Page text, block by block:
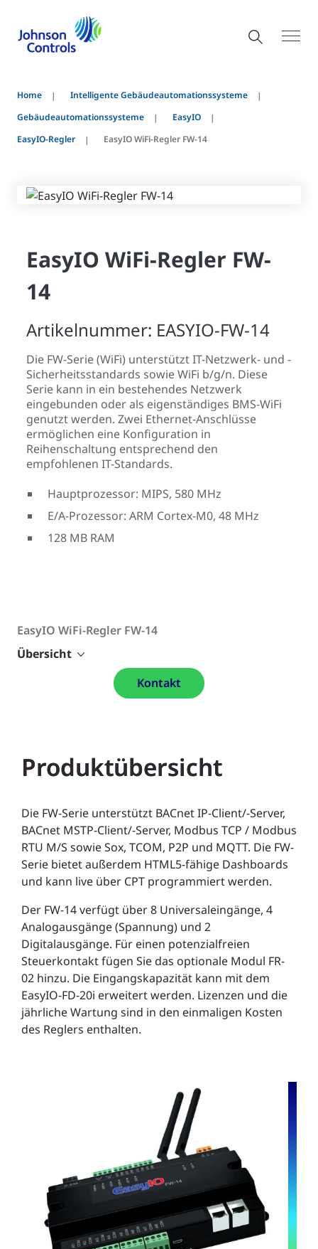
Home
Intelligente Gebäudeautomationssysteme
Gebäudeautomationssysteme
EasyIO
EasyIO-Regler
EasyIO WiFi-Regler FW-14
EasyIO WiFi-Regler FW-
14
Artikelnummer: EASYIO-FW-14
Die FW-Serie (WiFi) unterstützt IT-Netzwerk- und -
Sicherheitsstandards sowie WiFi b/g/n. Diese
Serie kann in ein bestehendes Netzwerk
eingebunden oder als eigenständiges BMS-WiFi
genutzt werden. Zwei Ethernet-Anschlüsse
ermöglichen eine Konfiguration in
Reihenschaltung entsprechend den
empfohlenen IT-Standards.
Hauptprozessor: MIPS, 580 MHz
E/A-Prozessor: ARM Cortex-M0, 48 MHz
128 MB RAM
EasyIO WiFi-Regler FW-14
Übersicht
Kontakt
Produktübersicht
Die FW-Serie unterstützt BACnet IP-Client/-Server,
BACnet MSTP-Client/-Server, Modbus TCP / Modbus
RTU M/S sowie Sox, TCOM, P2P und MQTT. Die FW-
Serie bietet außerdem HTML5-fähige Dashboards
und kann live über CPT programmiert werden.
Der FW-14 verfügt über 8 Universaleingänge, 4
Analogausgänge (Spannung) und 2
Digitalausgänge. Für einen potenzialfreien
Steuerkontakt fügen Sie das optionale Modul FR-
02 hinzu. Die Eingangskapazität kann mit dem
EasyIO-FD-20i erweitert werden. Lizenzen und die
jährliche Wartung sind in den einmaligen Kosten
des Reglers enthalten.